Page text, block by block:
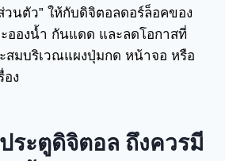
วนตัว” ให้กับดิจิตอลดอร์ล็อคของ
องน้ำ กันแดด และลดโอกาสที่
สมบริเวณแผงปุ่มกด หน้าจอ หรือ
อง
ระตูดิจิตอล ถึงควรมี